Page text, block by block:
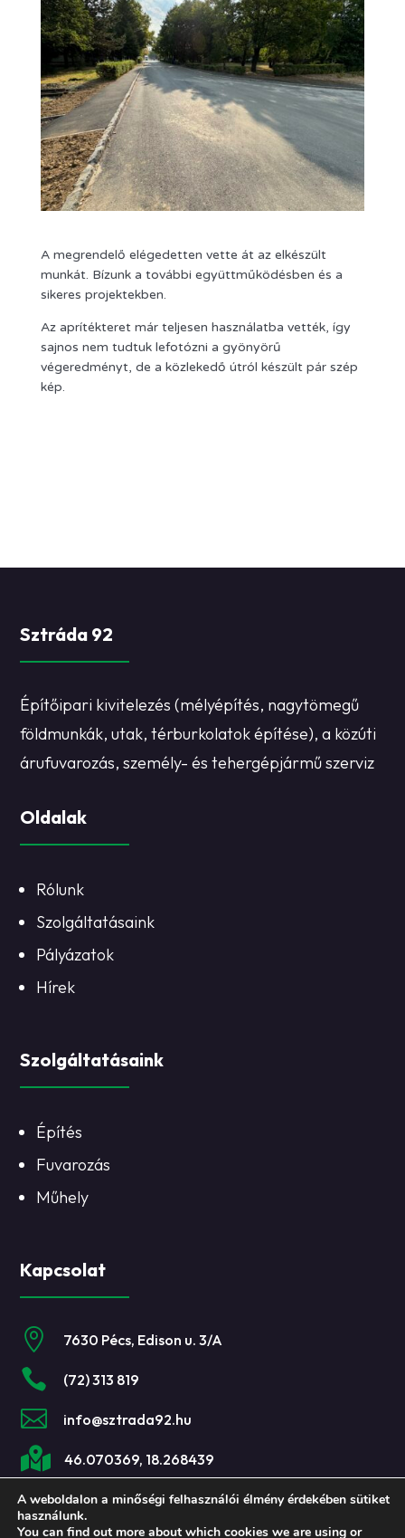
A megrendelő elégedetten vette át az elkészült
munkát. Bízunk a további együttműködésben és a
sikeres projektekben.
Az aprítékteret már teljesen használatba vették, így
sajnos nem tudtuk lefotózni a gyönyörű
végeredményt, de a közlekedő útról készült pár szép
kép.
Sztráda 92
Építőipari kivitelezés (mélyépítés, nagytömegű
földmunkák, utak, térburkolatok építése), a közúti
árufuvarozás, személy- és tehergépjármű szerviz
Oldalak
Rólunk
Szolgáltatásaink
Pályázatok
Hírek
Szolgáltatásaink
Építés
Fuvarozás
Műhely
Kapcsolat
 7630 Pécs, Edison u. 3/A
 (72) 313 819
 info@sztrada92.hu
 46.070369, 18.268439
A weboldalon a minőségi felhasználói élmény érdekében sütiket
használunk.
You can find out more about which cookies we are using or